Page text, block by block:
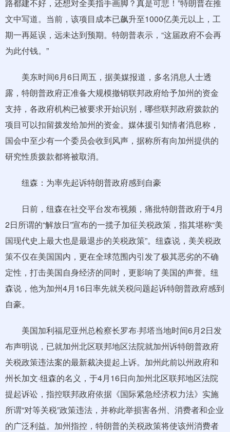
路都建不好，还想对全美指手画脚？真是可悲！”特朗普在推
文中写道。当前，该项目成本已飙升至1000亿美元以上，工
期一再延误，远未达到预期。特朗普表示，“这届政府不会再
为此付钱。”
美东时间6月6日周五，据美媒报道，多名消息人士透
露，特朗普政府正准备大规模撤销联邦政府给予加州的资金
支持，各政府机构已被要求开始识别，哪些联邦政府拨款的
项目可以扣留拨发给加州的资金。媒体援引知情者消息称，
国会中至少有一个委员会收到风声，据称所有向加州提供的
研究性质拨款都将被取消。
纽森：为率先起诉特朗普政府感到自豪
日前，纽森在社交平台发布视频，痛批特朗普政府于4月
2日所谓的“解放日”宣布的一揽子加征关税政策，指其堪称“美
国现代史上最大也是最退步的关税政策”。纽森说，美关税政
策不仅在美国国内，更在全球范围内引发了极其恶劣的不确
定性，打击美国自身经济的同时，更影响了美国的声誉。纽
森说，他为加州4月16日率先就关税问题起诉特朗普政府感到
自豪。
美国加利福尼亚州总检察长罗布·邦塔当地时间6月2日发
布声明说，已就加州北区联邦地区法院就加州诉特朗普政府
关税政策违法案的最新裁决提起上诉。加州此前以州政府和
州长加文·纽森的名义，于4月16日向加州北区联邦地区法院
提起诉讼，指控联邦政府依据《国际紧急经济权力法》实施
所谓“对等关税”政策违法，并称此举损害各州、消费者和企业
的广泛利益。加州指控，特朗普的关税政策将使该州消费者